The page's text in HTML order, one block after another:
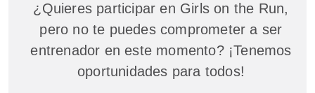
¿Quieres participar en Girls on the Run,
pero no te puedes comprometer a ser
entrenador en este momento? ¡Tenemos
oportunidades para todos!